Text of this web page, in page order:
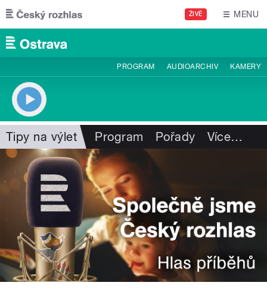
Přejít k hlavnímu obsahu
ŽIVĚ MENU
PROGRAM AUDIOARCHIV KAMERY
Tipy na výlet Program Pořady Více…